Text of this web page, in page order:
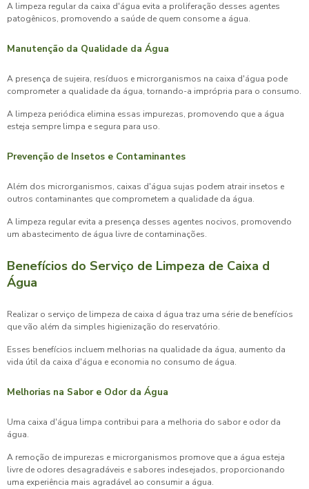
A limpeza regular da caixa d'água evita a proliferação desses agentes
patogênicos, promovendo a saúde de quem consome a água.
Manutenção da Qualidade da Água
A presença de sujeira, resíduos e microrganismos na caixa d'água pode
comprometer a qualidade da água, tornando-a imprópria para o consumo.
A limpeza periódica elimina essas impurezas, promovendo que a água
esteja sempre limpa e segura para uso.
Prevenção de Insetos e Contaminantes
Além dos microrganismos, caixas d'água sujas podem atrair insetos e
outros contaminantes que comprometem a qualidade da água.
A limpeza regular evita a presença desses agentes nocivos, promovendo
um abastecimento de água livre de contaminações.
Benefícios do Serviço de Limpeza de Caixa d
Água
Realizar o serviço de limpeza de caixa d água traz uma série de benefícios
que vão além da simples higienização do reservatório.
Esses benefícios incluem melhorias na qualidade da água, aumento da
vida útil da caixa d'água e economia no consumo de água.
Melhorias na Sabor e Odor da Água
Uma caixa d'água limpa contribui para a melhoria do sabor e odor da
água.
A remoção de impurezas e microrganismos promove que a água esteja
livre de odores desagradáveis e sabores indesejados, proporcionando
uma experiência mais agradável ao consumir a água.